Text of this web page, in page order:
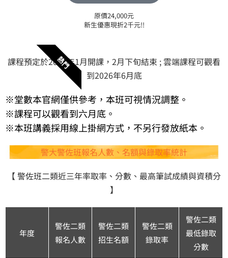
原價24,000元
新生優惠現折2千元!!
熱門
課程預定於2026年1月開課，2月下旬結束 ; 雲端課程可觀看
到2026年6月底
※堂數本官網僅供參考，本班可視情況調整。
​※課程可以觀看到六月底。
※本班講義採用線上掛網方式，不另行發放紙本。
警大警佐班報名人數、名額與錄取率統計
【 警佐班二類近三年率取率、分數、最高筆試成績與資積分
】
年度
警佐二類
報名人數
警佐二類
招生名額
警佐二類
錄取率
警佐二類
最低錄取
分數